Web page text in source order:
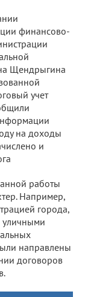
финансово-
Щендрыгина
учет
на доходы
и
работы
Например,
города,
уличными
направлены
договоров